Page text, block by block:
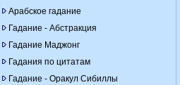
Арабское гадание
Гадание - Абстракция
Гадание Маджонг
Гадания по цитатам
Гадание - Оракул Сибиллы